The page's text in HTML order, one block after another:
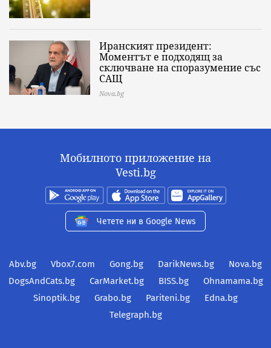
Иранският президент:
Моментът е подходящ за
сключване на споразумение със
САЩ
Nova.bg
Мобилното приложение на
Vesti.bg
Четете ни в Google News
Abv.bg Vbox7.com Gong.bg DarikNews.bg
Nova.bg
DogsAndCats.bg
CarMarket.bg BISS.bg
Ohnamama.bg
Sinoptik.bg
Grabo.bg Pariteni.bg
Edna.bg
Telegraph.bg